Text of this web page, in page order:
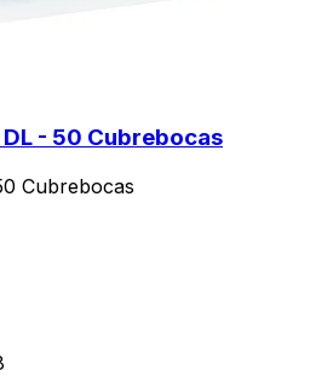
DL - 50 Cubrebocas
Cubrebocas